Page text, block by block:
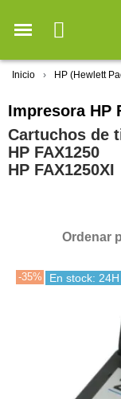
Inicio HP (Hewlett
Impresora HP
Cartuchos de
HP FAX1250
HP FAX1250XI
Ordenar
-35% En stock: